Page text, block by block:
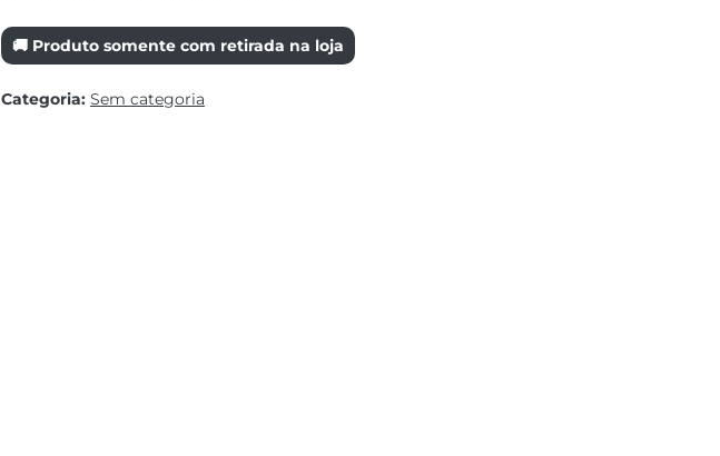
🚚 Produto somente com retirada na loja
Categoria: Sem categoria